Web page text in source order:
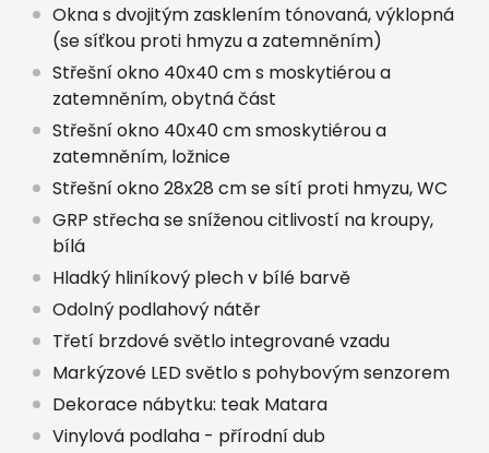
Okna s dvojitým zasklením tónovaná, výklopná
(se síťkou proti hmyzu a zatemněním)
Střešní okno 40x40 cm s moskytiérou a
zatemněním, obytná část
Střešní okno 40x40 cm smoskytiérou a
zatemněním, ložnice
Střešní okno 28x28 cm se sítí proti hmyzu, WC
GRP střecha se sníženou citlivostí na kroupy,
bílá
Hladký hliníkový plech v bílé barvě
Odolný podlahový nátěr
Třetí brzdové světlo integrované vzadu
Markýzové LED světlo s pohybovým senzorem
Dekorace nábytku: teak Matara
Vinylová podlaha - přírodní dub